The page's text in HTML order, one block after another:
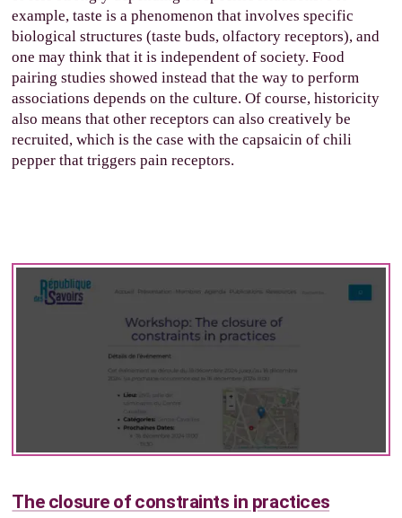
example, taste is a phenomenon that involves specific
biological structures (taste buds, olfactory receptors), and
one may think that it is independent of society. Food
pairing studies showed instead that the way to perform
associations depends on the culture. Of course, historicity
also means that other receptors can also creatively be
recruited, which is the case with the capsaicin of chili
pepper that triggers pain receptors.
The closure of constraints in practices